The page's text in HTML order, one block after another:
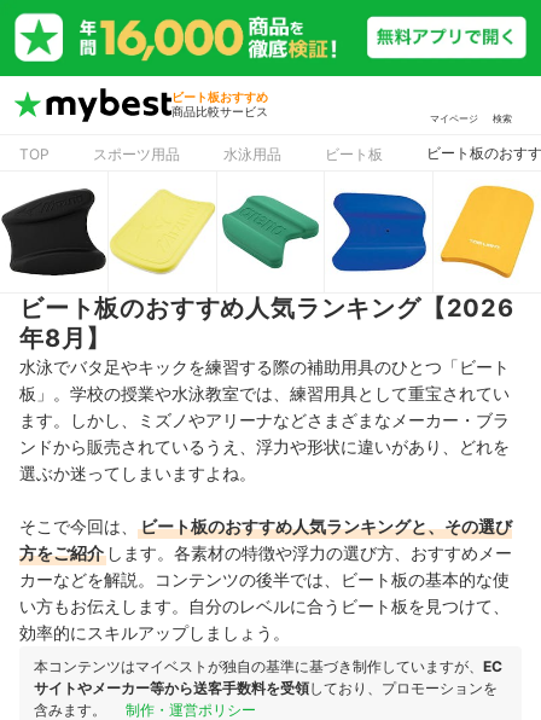
ビート板おすすめ
商品比較サービス
マイページ 検索
TOP スポーツ用品 水泳用品 ビート板 ビート板のおす
ビート板のおすすめ人気ランキング【2026
年8月】
水泳でバタ足やキックを練習する際の補助用具のひとつ「ビート
板」。学校の授業や水泳教室では、練習用具として重宝されてい
ます。しかし、ミズノやアリーナなどさまざまなメーカー・ブラ
ンドから販売されているうえ、浮力や形状に違いがあり、どれを
選ぶか迷ってしまいますよね。
そこで今回は、
ビート板のおすすめ人気ランキングと、その選び
方をご紹介 します。各素材の特徴や浮力の選び方、おすすめメー
カーなどを解説。コンテンツの後半では、ビート板の基本的な使
い方もお伝えします。自分のレベルに合うビート板を見つけて、
効率的にスキルアップしましょう。
本コンテンツはマイベストが独自の基準に基づき制作していますが、 EC
サイトやメーカー等から送客手数料を受領しており、プロモーションを
含みます。
制作・運営ポリシー